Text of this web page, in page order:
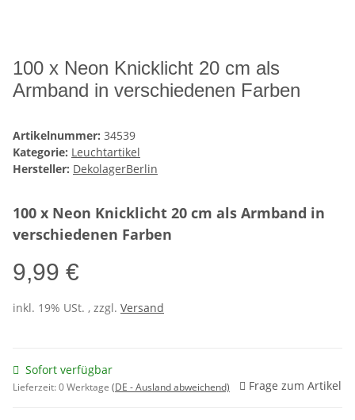
100 x Neon Knicklicht 20 cm als
Armband in verschiedenen Farben
Artikelnummer: 34539
Kategorie: Leuchtartikel
Hersteller: DekolagerBerlin
100 x Neon Knicklicht 20 cm als Armband in
verschiedenen Farben
9,99 €
inkl. 19% USt. , zzgl. Versand
Sofort verfügbar
Lieferzeit:0 Werktage (DE - Ausland abweichend) Frage zum Artikel